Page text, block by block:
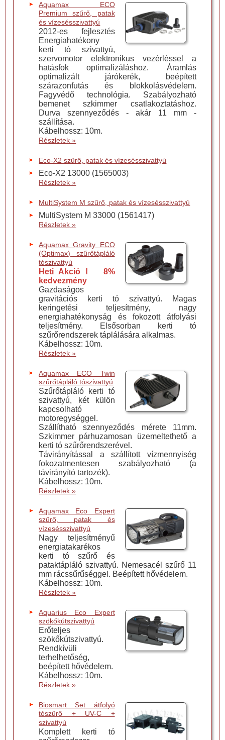
Aquamax ECO
Premium szűrő, patak
és vízesésszivattyú
2012-es fejlesztés
Energiahatékony
kerti tó szivattyú,
szervomotor elektronikus vezérléssel a
hatásfok optimalizáláshoz. Áramlás
optimalizált járókerék, beépített
szárazonfutás és blokkolásvédelem.
Fagyvédő technológia. Szabályozható
bemenet szkimmer csatlakoztatáshoz.
Durva szennyeződés - akár 11 mm -
szállítása.
Kábelhossz: 10m.
Részletek »
Eco-X2 szűrő, patak és vízesésszivattyú
Eco-X2 13000 (1565003)
Részletek »
MultiSystem M szűrő, patak és vízesésszivattyú
MultiSystem M 33000 (1561417)
Részletek »
Aquamax Gravity ECO
(Optimax) szűrőtápláló
tószivattyú
Heti Akció ! 8%
kedvezmény
Gazdaságos
gravitációs kerti tó szivattyú. Magas
keringetési teljesítmény, nagy
energiahatékonyság és fokozott átfolyási
teljesítmény. Elsősorban kerti tó
szűrőrendszerek táplálására alkalmas.
Kábelhossz: 10m.
Részletek »
Aquamax ECO Twin
szűrőtápláló tószivattyú
Szűrőtápláló kerti tó
szivattyú, két külön
kapcsolható
motoregységgel.
Szállítható szennyeződés mérete 11mm.
Szkimmer párhuzamosan üzemeltethető a
kerti tó szűrőrendszerével.
Távirányítással a szállított vízmennyiség
fokozatmentesen szabályozható (a
távirányító tartozék).
Kábelhossz: 10m.
Részletek »
Aquamax Eco Expert
szűrő, patak és
vízesésszivattyú
Nagy teljesítményű
energiatakarékos
kerti tó szűrő és
pataktápláló szivattyú. Nemesacél szűrő 11
mm rácssűrűséggel. Beépített hővédelem.
Kábelhossz: 10m.
Részletek »
Aquarius Eco Expert
szökőkútszivattyú
Erőteljes
szökőkútszivattyú.
Rendkívüli
terhelhetőség,
beépített hővédelem.
Kábelhossz: 10m.
Részletek »
Biosmart Set átfolyó
tószűrő + UV-C +
szivattyú
Komplett kerti tó